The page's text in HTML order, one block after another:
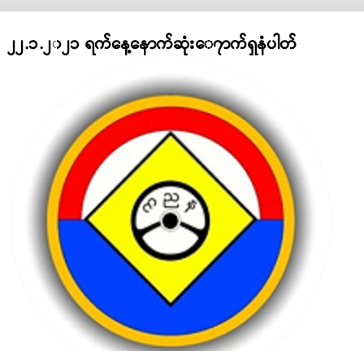
၂၂.၁.၂၀၂၁ ရက်နေ့နောက်ဆုံး​ေ၇ာက်ရှနံပါတ်